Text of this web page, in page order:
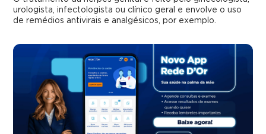
urologista, infectologista ou clínico geral e envolve o uso
de remédios antivirais e analgésicos, por exemplo.